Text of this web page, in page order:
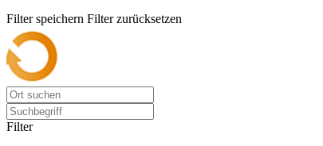
Filter speichern Filter zurücksetzen
Filter